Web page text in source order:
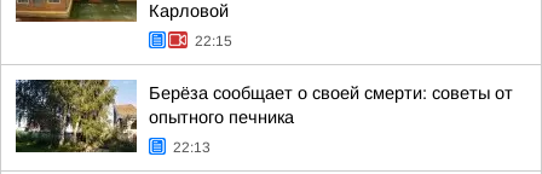
Карловой
22:15
Берёза сообщает о своей смерти: советы от
опытного печника
22:13